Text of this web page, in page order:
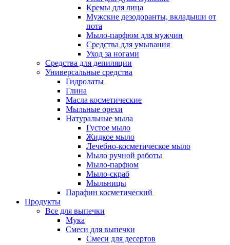
Кремы для лица
Мужские дезодоранты, вкладыши от
пота
Мыло-парфюм для мужчин
Средства для умывания
Уход за ногами
Средства для депиляции
Универсальные средства
Гидролаты
Глина
Масла косметические
Мыльные орехи
Натуральные мыла
Густое мыло
Жидкое мыло
Лечебно-косметическое мыло
Мыло ручной работы
Мыло-парфюм
Мыло-скраб
Мыльницы
Парафин косметический
Продукты
Все для выпечки
Мука
Смеси для выпечки
Смеси для десертов